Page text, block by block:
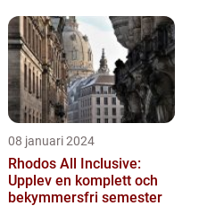
08 januari 2024
Rhodos All Inclusive:
Upplev en komplett och
bekymmersfri semester